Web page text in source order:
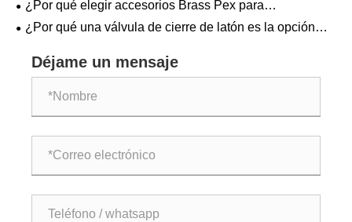
¿Por qué elegir accesorios Brass Pex para
aplicaciones de plomería?
¿Por qué una válvula de cierre de latón es la opción
Déjame un mensaje